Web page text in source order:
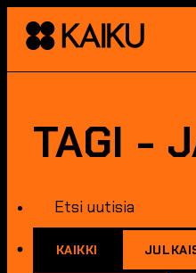
TAGI -
KAIKKI